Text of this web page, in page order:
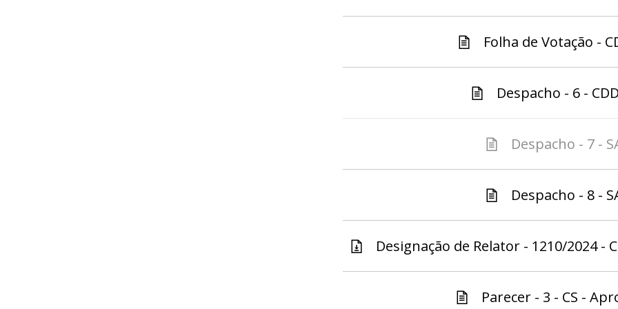
Folha de Votação -
Despacho - 6 -
Despacho - 7 -
Despacho - 8 -
Designação de Relator - 1210/2024 -
Parecer - 3 - CS -